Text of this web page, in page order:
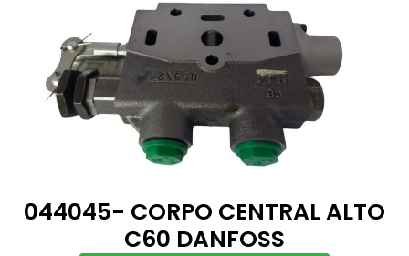
044045- CORPO CENTRAL ALTO
C60 DANFOSS